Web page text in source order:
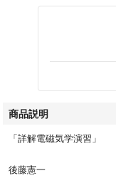
商品説明
「詳解電磁気学演習」
後藤憲一